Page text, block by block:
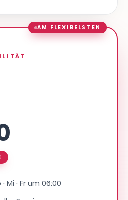
AM FLEXIBELSTEN
Mi · Fr um 06:00